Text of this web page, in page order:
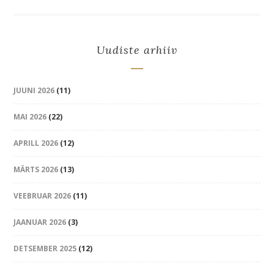
Uudiste arhiiv
JUUNI 2026 (11)
MAI 2026 (22)
APRILL 2026 (12)
MÄRTS 2026 (13)
VEEBRUAR 2026 (11)
JAANUAR 2026 (3)
DETSEMBER 2025 (12)